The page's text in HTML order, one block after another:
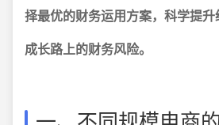
择最优的财务运用方案，科学提
成长路上的财务风险。